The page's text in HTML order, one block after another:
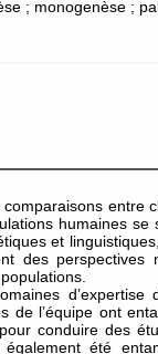
; monogenèse ;
entre
humaines
et
des perspectives
de l’équipe ont
conduire des
été